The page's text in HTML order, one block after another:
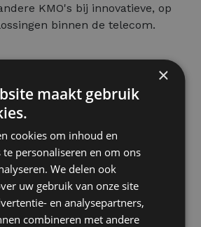
KMO's bij innovatieve, op
binnen de telecom.
+ aantrekkelijke bonussen.
laptop ­ alles om jouw
en coaching om je naar het
te maken van een gedreven en
×
maakt gebruik
cookies om inhoud en
te personaliseren en om ons
We delen ook
uw gebruik van onze site
en analysepartners,
combineren met andere